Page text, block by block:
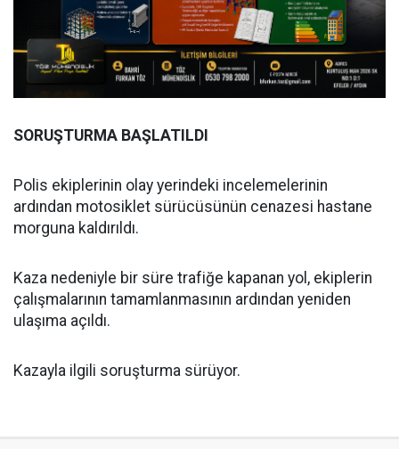
SORUŞTURMA BAŞLATILDI
Polis ekiplerinin olay yerindeki incelemelerinin
ardından motosiklet sürücüsünün cenazesi hastane
morguna kaldırıldı.
Kaza nedeniyle bir süre trafiğe kapanan yol, ekiplerin
çalışmalarının tamamlanmasının ardından yeniden
ulaşıma açıldı.
Kazayla ilgili soruşturma sürüyor.